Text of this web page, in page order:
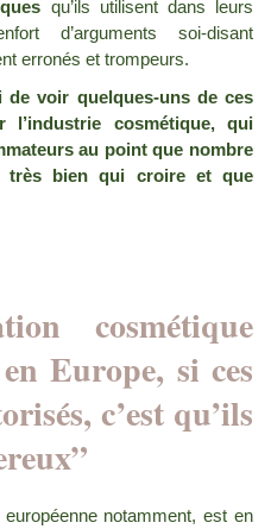
qu’ils utilisent dans leurs
d’arguments soi-disant
erronés et trompeurs.
de voir quelques-uns de ces
cosmétique, qui
au point que nombre
très bien qui croire et que
cosmétique
Europe, si ces
c’est qu’ils
notamment, est en